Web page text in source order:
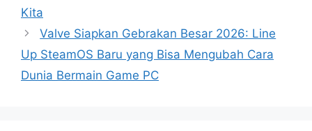
Kita
Valve Siapkan Gebrakan Besar 2026: Line
Up SteamOS Baru yang Bisa Mengubah Cara
Dunia Bermain Game PC